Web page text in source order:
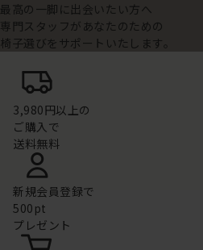
最高の一脚に出会いたい方へ
専門スタッフがあなたのための
椅子選びをサポートいたします。
3,980円以上の
ご購入で
送料無料
新規会員登録で
500pt
プレゼント